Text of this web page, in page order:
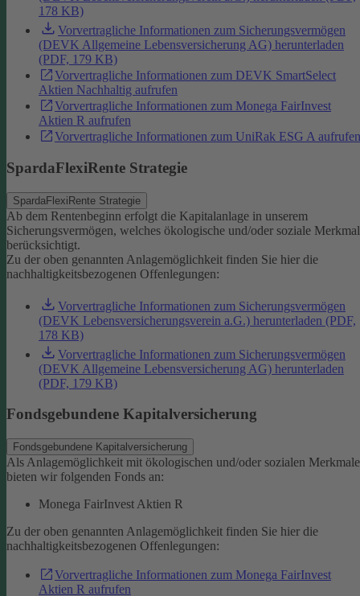
178 KB)
Vorvertragliche Informationen zum Sicherungsvermögen
(DEVK Allgemeine Lebensversicherung AG) herunterladen
(PDF, 179 KB)
Vorvertragliche Informationen zum DEVK SmartSelect
Aktien Nachhaltig aufrufen
Vorvertragliche Informationen zum Monega FairInvest
Aktien R aufrufen
Vorvertragliche Informationen zum UniRak ESG A aufrufen
SpardaFlexiRente Strategie
SpardaFlexiRente Strategie
Ab dem Rentenbeginn erfolgt die Kapitalanlage in unserem
Sicherungsvermögen, welches ökologische und/oder soziale
berücksichtigt.
Zu der oben genannten Anlagemöglichkeit finden Sie hier die
nachhaltigkeitsbezogenen Offenlegungen:
Vorvertragliche Informationen zum Sicherungsvermögen
(DEVK Lebensversicherungsverein a.G.) herunterladen (PDF,
178 KB)
Vorvertragliche Informationen zum Sicherungsvermögen
(DEVK Allgemeine Lebensversicherung AG) herunterladen
(PDF, 179 KB)
Fondsgebundene Kapitalversicherung
Fondsgebundene Kapitalversicherung
Als Anlagemöglichkeit mit ökologischen und/oder sozialen
bieten wir folgenden Fonds an:
Monega FairInvest Aktien R
Zu der oben genannten Anlagemöglichkeit finden Sie hier die
nachhaltigkeitsbezogenen Offenlegungen:
Vorvertragliche Informationen zum Monega FairInvest
Aktien R aufrufen